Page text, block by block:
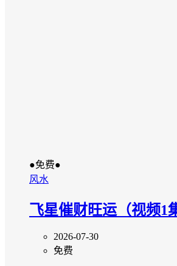
●免费●
风水
飞星催财旺运（视频1
2026-07-30
免费